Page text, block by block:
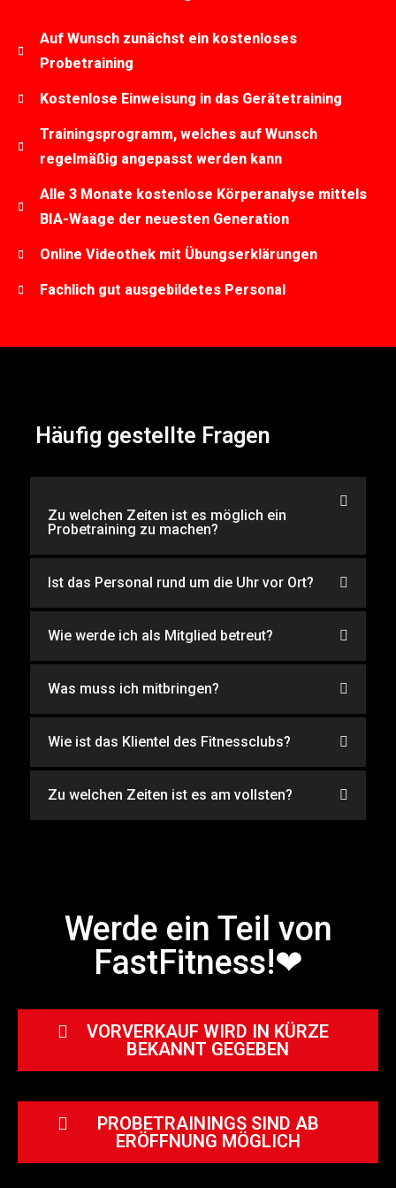
Auf Wunsch zunächst ein kostenloses
Probetraining
Kostenlose Einweisung in das Gerätetraining
Trainingsprogramm, welches auf Wunsch
regelmäßig angepasst werden kann
Alle 3 Monate kostenlose Körperanalyse mittels
BIA-Waage der neuesten Generation
Online Videothek mit Übungserklärungen
Fachlich gut ausgebildetes Personal
Häufig gestellte Fragen
Zu welchen Zeiten ist es möglich ein
Probetraining zu machen?
Ist das Personal rund um die Uhr vor Ort?
Wie werde ich als Mitglied betreut?
Was muss ich mitbringen?
Wie ist das Klientel des Fitnessclubs?
Zu welchen Zeiten ist es am vollsten?
Werde ein Teil von
FastFitness!❤
VORVERKAUF WIRD IN KÜRZE
BEKANNT GEGEBEN
PROBETRAININGS SIND AB
ERÖFFNUNG MÖGLICH